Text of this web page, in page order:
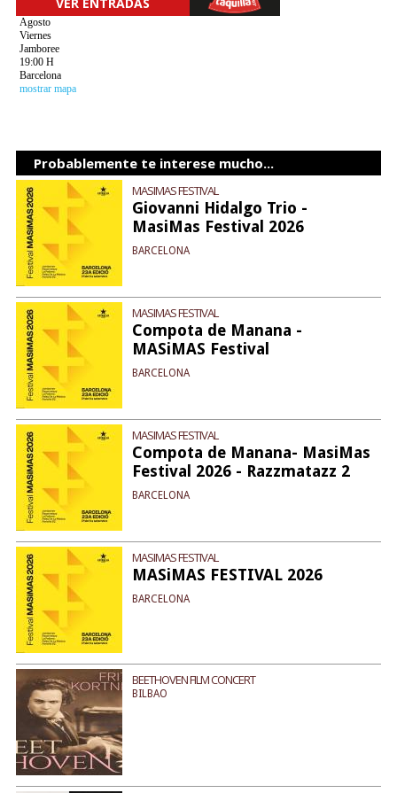
Agosto
Viernes
Jamboree
19:00 H
Barcelona
mostrar mapa
Probablemente te interese mucho...
MASIMAS FESTIVAL
Giovanni Hidalgo Trio -
MasiMas Festival 2026
BARCELONA
MASIMAS FESTIVAL
Compota de Manana -
MASiMAS Festival
BARCELONA
MASIMAS FESTIVAL
Compota de Manana- MasiMas
Festival 2026 - Razzmatazz 2
BARCELONA
MASIMAS FESTIVAL
MASiMAS FESTIVAL 2026
BARCELONA
BEETHOVEN FILM CONCERT
BILBAO